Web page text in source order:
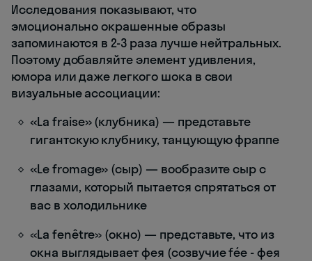
Исследования показывают, что
эмоционально окрашенные образы
запоминаются в 2-3 раза лучше нейтральных.
Поэтому добавляйте элемент удивления,
юмора или даже легкого шока в свои
визуальные ассоциации:
«La fraise» (клубника) — представьте
гигантскую клубнику, танцующую фраппе
«Le fromage» (сыр) — вообразите сыр с
глазами, который пытается спрятаться от
вас в холодильнике
«La fenêtre» (окно) — представьте, что из
окна выглядывает фея (созвучие fée - фея